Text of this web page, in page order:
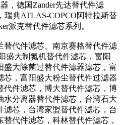
，德国Zander先达替代件滤
典ATLAS-COPCO阿特拉斯替
派克替代件滤芯系列。
替代件滤芯、南京赛格替代件滤
盛大制氮机替代件滤芯，富阳
大除菌过替代件滤器滤芯，富
芯，富阳盛大粉尘替代件过滤器
代件滤芯，博大替代件滤芯，博
水分离器替代件滤芯，台湾石大
芯，台湾家盟替代件滤芯，台
代件滤芯，科林替代件滤芯，